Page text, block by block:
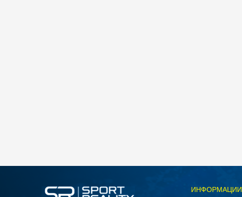
Големина
ИНФОРМАЦИИ